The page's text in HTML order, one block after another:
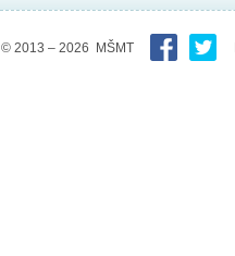
© 2013 – 2026 MŠMT